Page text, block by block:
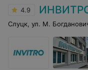
4.9
Слуцк, ул. М.